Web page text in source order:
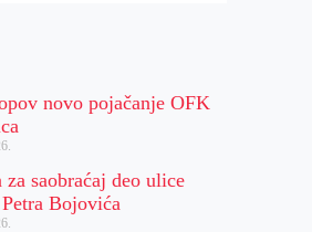
novo pojačanje OFK
za saobraćaj deo ulice
Bojovića